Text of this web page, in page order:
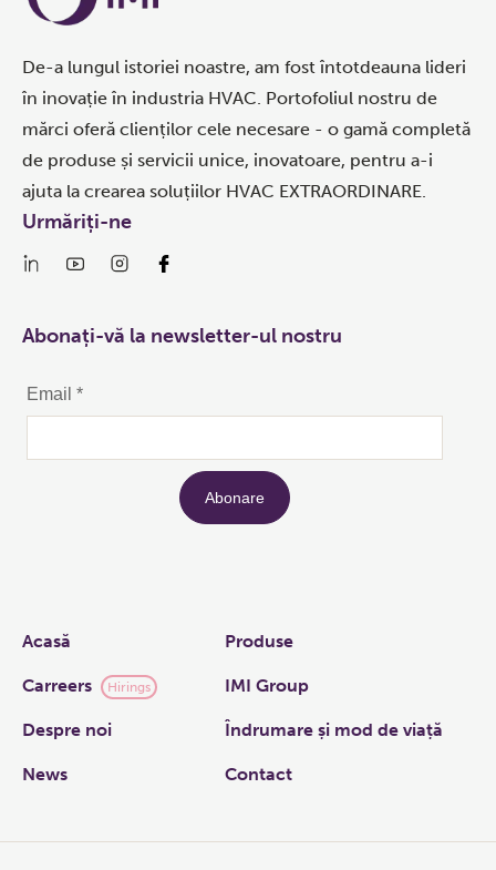
De-a lungul istoriei noastre, am fost întotdeauna lideri
în inovație în industria HVAC. Portofoliul nostru de
mărci oferă clienților cele necesare - o gamă completă
de produse și servicii unice, inovatoare, pentru a-i
ajuta la crearea soluțiilor HVAC EXTRAORDINARE.
Links
Acasă Produse
Carreers Hirings IMI Group
Despre noi Îndrumare și mod de viață
News Contact
Urmăriți-ne
Abonați-vă la newsletter-ul nostru